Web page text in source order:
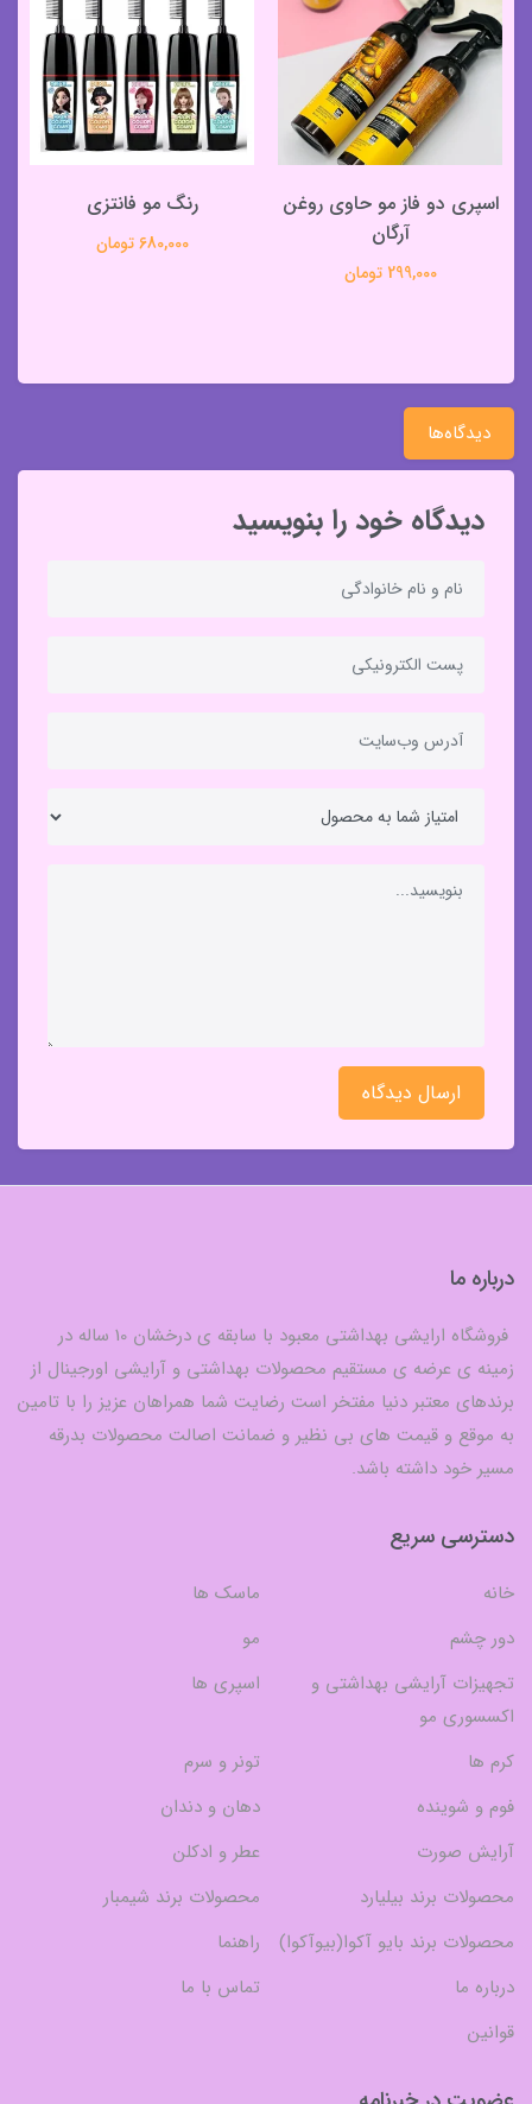
اسپری دو فاز مو حاوی روغن
آرگان
299,000 تومان
رنگ مو فانتزی
680,000 تومان
دیدگاه‌ها
دیدگاه خود را بنویسید
ارسال دیدگاه
درباره ما
فروشگاه ارایشی بهداشتی معبود با سابقه ی درخشان 10 ساله در
زمینه ی عرضه ی مستقیم محصولات بهداشتی و آرایشی اورجینال از
برندهای معتبر دنیا مفتخر است رضایت شما همراهان عزیز را با تامین
به موقع و قیمت های بی نظیر و ضمانت اصالت محصولات بدرقه
مسیر خود داشته باشد.
دسترسی سریع
خانه
ماسک ها
دور چشم
مو
تجهیزات آرایشی بهداشتی و
اکسسوری مو
اسپری ها
کرم ها
تونر و سرم
فوم و شوینده
دهان و دندان
آرایش صورت
عطر و ادکلن
محصولات برند بیلیارد
محصولات برند شیمبار
محصولات برند بایو آکوا(بیوآکوا)
راهنما
درباره ما
تماس با ما
قوانین